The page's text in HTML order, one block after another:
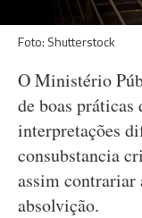
Foto: Shutterstock
O Ministério
de boas
interpretações
consubstancia
assim contrariar
absolvição.